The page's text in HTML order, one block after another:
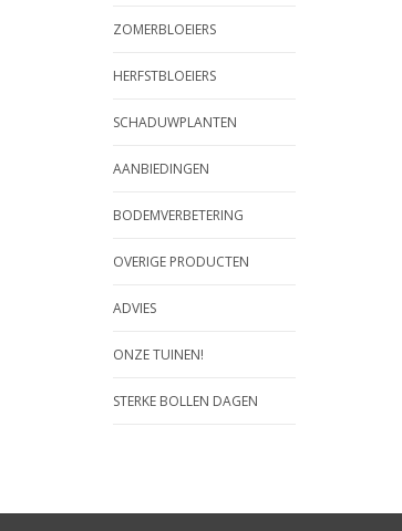
ZOMERBLOEIERS
HERFSTBLOEIERS
SCHADUWPLANTEN
AANBIEDINGEN
BODEMVERBETERING
OVERIGE PRODUCTEN
ADVIES
ONZE TUINEN!
STERKE BOLLEN DAGEN